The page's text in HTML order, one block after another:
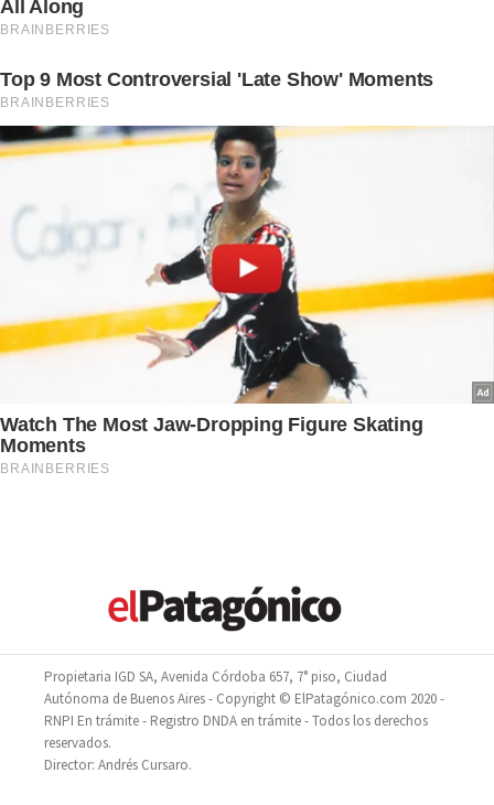
Propietaria IGD SA, Avenida Córdoba 657, 7° piso, Ciudad
Autónoma de Buenos Aires - Copyright © ElPatagónico.com 2020 -
RNPI En trámite - Registro DNDA en trámite - Todos los derechos
reservados.
Director: Andrés Cursaro.